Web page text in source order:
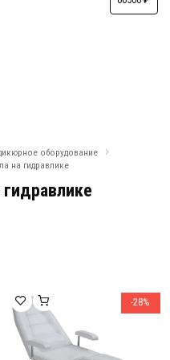
оборудование
на гидравлике
-28%